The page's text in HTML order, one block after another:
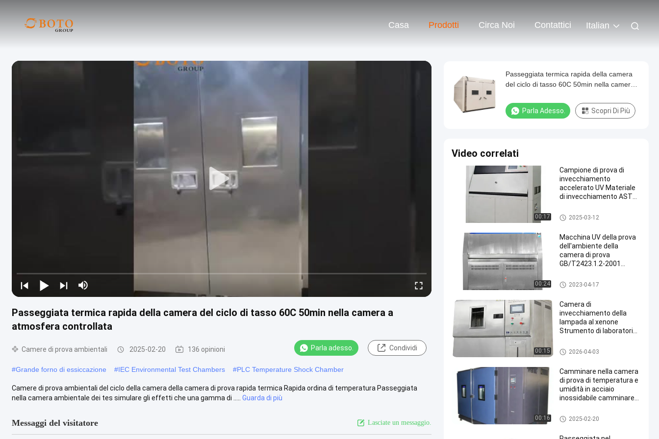
Casa Prodotti Circa Noi Contattici Italian
Passeggiata termica rapida della camera del ciclo di tasso 60C 50min nella camera a
atmosfera controllata
Camere di prova ambientali 2025-02-20 136 opinioni Parla adesso. Condividi
#Grande forno di essiccazione #IEC Environmental Test Chambers #PLC Temperature Shock Chamber
Camere di prova ambientali del ciclo della camera della camera di prova rapida termica Rapida ordina di temperatura Passeggiata
nella camera ambientale dei tes simulare gli effetti che una gamma di .....
Guarda di più
Messaggi del visitatore Lasciate un messaggio.
Passeggiata termica rapida della camera
del ciclo di tasso 60C 50min nella camera a
Parla Adesso. Scopri Di Più
Video correlati
00:17
Campione di prova di
invecchiamento
accelerato UV Materiale
di invecchiamento ASTM
qualità
Camera di prova UV
2025-03-12
00:24
Macchina UV della prova
dell'ambiente della
camera di prova
GB/T2423.1.2-2001
Camera di prova UV
2023-04-17
00:15
Camera di
invecchiamento della
lampada al xenone
Strumento di laboratorio
di xenone camera
climatica
Camere di prova ambientali
2026-04-03
00:16
Camminare nella camera
di prova di temperatura e
umidità in acciaio
inossidabile camminare
Camere di prova ambientali
2025-02-20